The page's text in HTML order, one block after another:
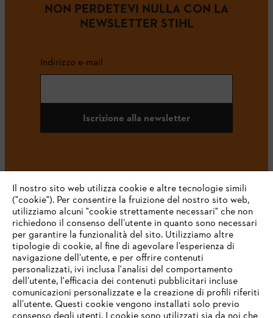
NON PERDETEVI NULLA CON LA
NEWSLETTER STIHL
Indirizzo e-mail
Iscrizione alla newsletter
#STIHL
L’azienda
Il nostro sito web utilizza cookie e altre tecnologie simili
("cookie"). Per consentire la fruizione del nostro sito web,
utilizziamo alcuni "cookie strettamente necessari" che non
richiedono il consenso dell’utente in quanto sono necessari
per garantire la funzionalità del sito. Utilizziamo altre
tipologie di cookie, al fine di agevolare l’esperienza di
navigazione dell’utente, e per offrire contenuti
personalizzati, ivi inclusa l'analisi del comportamento
dell’utente, l'efficacia dei contenuti pubblicitari incluse
comunicazioni personalizzate e la creazione di profili riferiti
all’utente. Questi cookie vengono installati solo previo